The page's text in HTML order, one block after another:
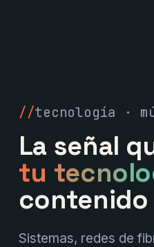
tecnología ·
La señal
tu
contenido
Sistemas, redes de